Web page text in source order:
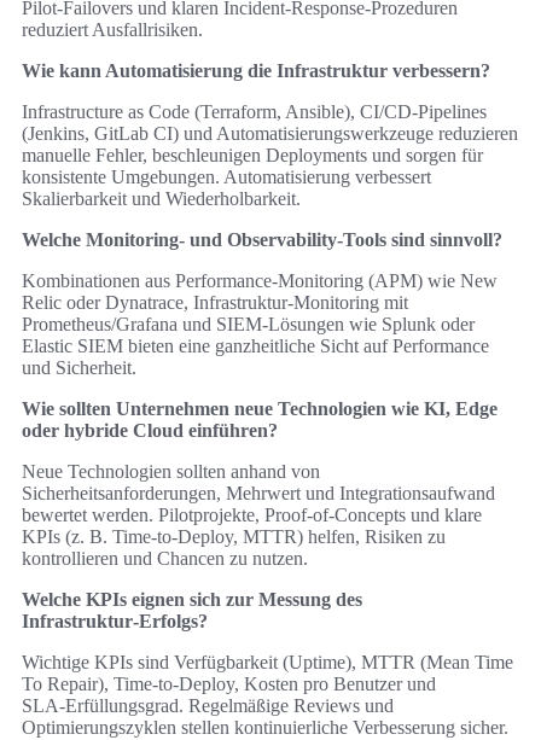
Pilot‑Failovers und klaren Incident‑Response‑Prozeduren
reduziert Ausfallrisiken.
Wie kann Automatisierung die Infrastruktur verbessern?
Infrastructure as Code (Terraform, Ansible), CI/CD‑Pipelines
(Jenkins, GitLab CI) und Automatisierungswerkzeuge reduzieren
manuelle Fehler, beschleunigen Deployments und sorgen für
konsistente Umgebungen. Automatisierung verbessert
Skalierbarkeit und Wiederholbarkeit.
Welche Monitoring‑ und Observability‑Tools sind sinnvoll?
Kombinationen aus Performance‑Monitoring (APM) wie New
Relic oder Dynatrace, Infrastruktur‑Monitoring mit
Prometheus/Grafana und SIEM‑Lösungen wie Splunk oder
Elastic SIEM bieten eine ganzheitliche Sicht auf Performance
und Sicherheit.
Wie sollten Unternehmen neue Technologien wie KI, Edge
oder hybride Cloud einführen?
Neue Technologien sollten anhand von
Sicherheitsanforderungen, Mehrwert und Integrationsaufwand
bewertet werden. Pilotprojekte, Proof‑of‑Concepts und klare
KPIs (z. B. Time‑to‑Deploy, MTTR) helfen, Risiken zu
kontrollieren und Chancen zu nutzen.
Welche KPIs eignen sich zur Messung des
Infrastruktur‑Erfolgs?
Wichtige KPIs sind Verfügbarkeit (Uptime), MTTR (Mean Time
To Repair), Time‑to‑Deploy, Kosten pro Benutzer und
SLA‑Erfüllungsgrad. Regelmäßige Reviews und
Optimierungszyklen stellen kontinuierliche Verbesserung sicher.